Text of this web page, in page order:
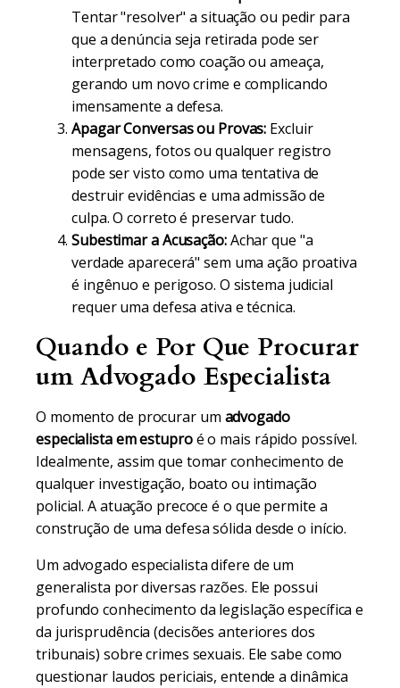
Tentar "resolver" a situação ou pedir para
que a denúncia seja retirada pode ser
interpretado como coação ou ameaça,
gerando um novo crime e complicando
imensamente a defesa.
Apagar Conversas ou Provas: Excluir
mensagens, fotos ou qualquer registro
pode ser visto como uma tentativa de
destruir evidências e uma admissão de
culpa. O correto é preservar tudo.
Subestimar a Acusação:Achar que "a
verdade aparecerá" sem uma ação proativa
é ingênuo e perigoso. O sistema judicial
requer uma defesa ativa e técnica.
Quando e Por Que Procurar
um Advogado Especialista
O momento de procurar um advogado
especialista em estuproé o mais rápido possível.
Idealmente, assim que tomar conhecimento de
qualquer investigação, boato ou intimação
policial. A atuação precoce é o que permite a
construção de uma defesa sólida desde o início.
Um advogado especialista difere de um
generalista por diversas razões. Ele possui
profundo conhecimento da legislação específica e
da jurisprudência (decisões anteriores dos
tribunais) sobre crimes sexuais. Ele sabe como
questionar laudos periciais, entende a dinâmica